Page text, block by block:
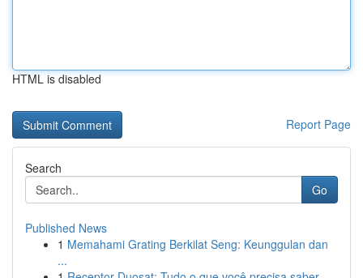
HTML is disabled
Report Page
Search
Go
Published News
1 Memahami Grating Berkilat Seng: Keunggulan dan
...